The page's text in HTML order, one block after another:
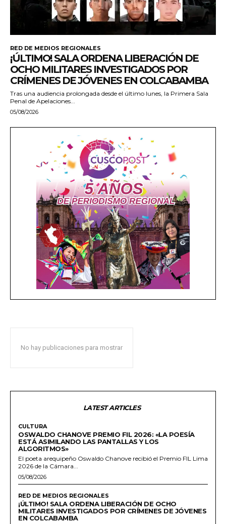
RED DE MEDIOS REGIONALES
¡ÚLTIMO! SALA ORDENA LIBERACIÓN DE
OCHO MILITARES INVESTIGADOS POR
CRÍMENES DE JÓVENES EN COLCABAMBA
Tras una audiencia prolongada desde el último lunes, la Primera Sala
Penal de Apelaciones...
05/08/2026
No hay publicaciones para mostrar
LATEST ARTICLES
CULTURA
OSWALDO CHANOVE PREMIO FIL 2026: «LA POESÍA
ESTÁ ASIMILANDO LAS PANTALLAS Y LOS
ALGORITMOS»
El poeta arequipeño Oswaldo Chanove recibió el Premio FIL Lima
2026 de la Cámara...
05/08/2026
RED DE MEDIOS REGIONALES
¡ÚLTIMO! SALA ORDENA LIBERACIÓN DE OCHO
MILITARES INVESTIGADOS POR CRÍMENES DE JÓVENES
EN COLCABAMBA